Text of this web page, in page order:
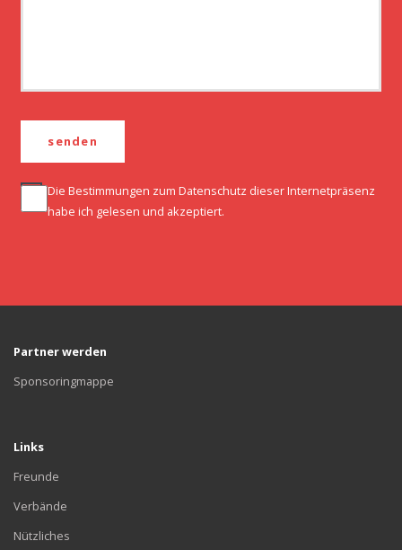
Die Bestimmungen zum Datenschutz dieser Internetpräsenz
habe ich gelesen und akzeptiert.
Partner werden
Sponsoringmappe
Links
Freunde
Verbände
Nützliches